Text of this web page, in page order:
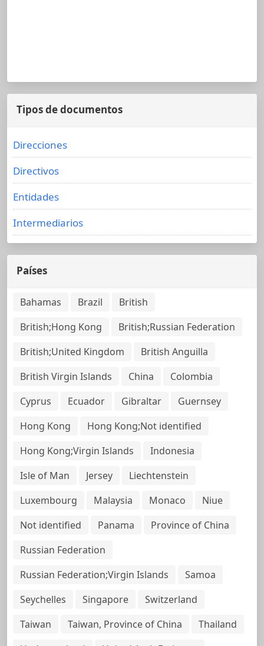
Tipos de documentos
Direcciones
Directivos
Entidades
Intermediarios
Países
Bahamas Brazil
British
British;Hong Kong
British;Russian Federation
British;United Kingdom
British Anguilla
British Virgin Islands
China
Colombia
Cyprus
Ecuador Gibraltar
Guernsey
Hong Kong
Hong Kong;Not identified
Hong Kong;Virgin Islands
Indonesia
Isle of Man
Jersey
Liechtenstein
Luxembourg
Malaysia Monaco
Niue
Not identified
Panama
Province of China
Russian Federation
Russian Federation;Virgin Islands
Samoa
Seychelles
Singapore
Switzerland
Taiwan
Taiwan, Province of China
Thailand